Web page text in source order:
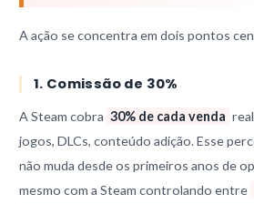
A ação se concentra em dois pontos
1. Comissão de 30%
A Steam cobra 30% de cada venda
jogos, DLCs, conteúdo adição. Esse
não muda desde os primeiros anos de
mesmo com a Steam controlando entre